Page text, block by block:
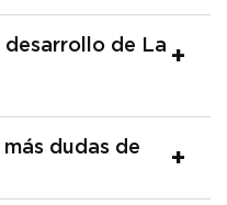
desarrollo de La
dudas de